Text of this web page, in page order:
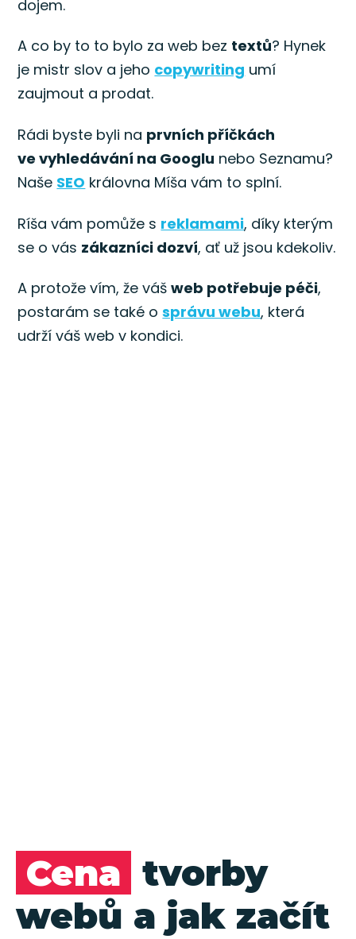
dojem.
A co by to to bylo za web bez textů? Hynek
je mistr slov a jeho copywriting umí
zaujmout a prodat.
Rádi byste byli na prvních příčkách
ve vyhledávání na Googlu nebo Seznamu?
Naše SEO královna Míša vám to splní.
Ríša vám pomůže s reklamami, díky kterým
se o vás zákazníci dozví, ať už jsou kdekoliv.
A protože vím, že vášweb potřebuje péči,
postarám se také osprávu webu, která
udrží váš web v kondici.
Cena tvorby
webů a jak začít